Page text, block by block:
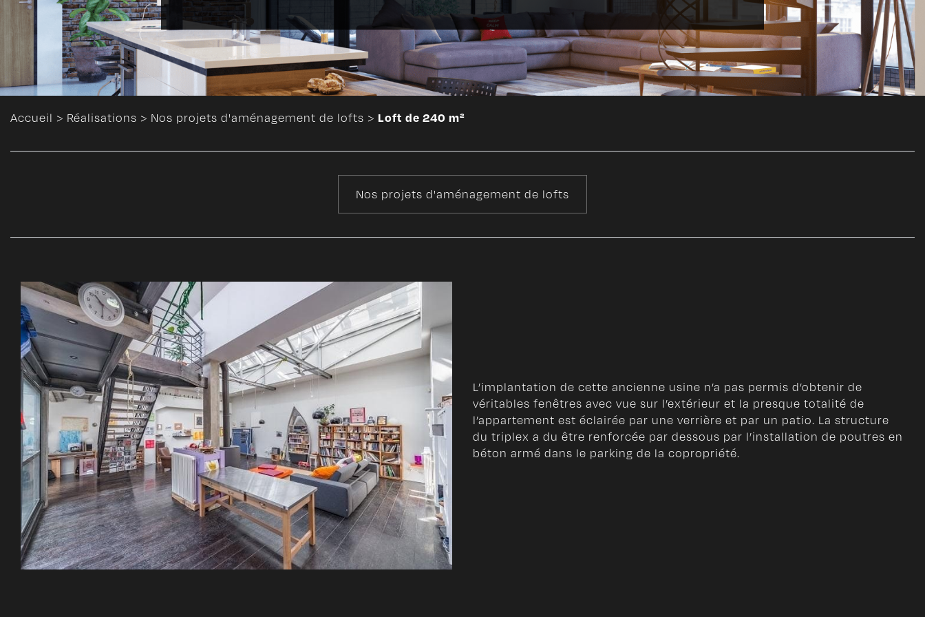
Accueil > Réalisations > Nos projets d'aménagement de lofts > Loft de 240 m²
Nos projets d'aménagement de lofts
L’implantation de cette ancienne usine n’a pas permis d’obtenir de
véritables fenêtres avec vue sur l’extérieur et la presque totalité de
l’appartement est éclairée par une verrière et par un patio. La structure
du triplex a du être renforcée par dessous par l’installation de poutres en
béton armé dans le parking de la copropriété.